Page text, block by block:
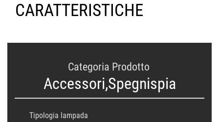
CARATTERISTICHE
Categoria Prodotto
Accessori,Spegnispia
Tipologia lampada